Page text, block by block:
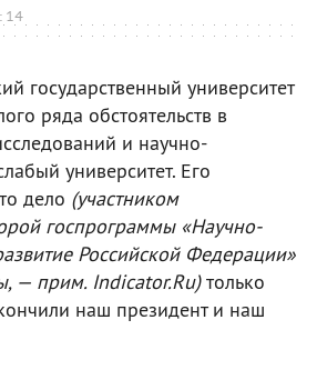
государственный университет
ряда обстоятельств в
и научно-
университет. Его
дело (участником
госпрограммы «Научно-
Российской Федерации»
— прим. Indicator.Ru)только
наш президент и наш